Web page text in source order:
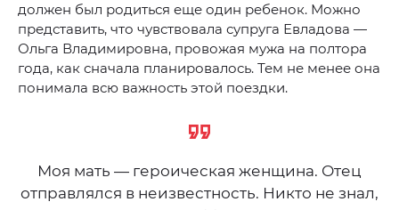
должен был родиться еще один ребенок. Можно
представить, что чувствовала супруга Евладова —
Ольга Владимировна, провожая мужа на полтора
года, как сначала планировалось. Тем не менее она
понимала всю важность этой поездки.
Моя мать — героическая женщина. Отец
отправлялся в неизвестность. Никто не знал,